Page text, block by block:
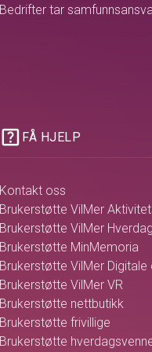
Bedrifter tar
help_center FÅ HJELP
Kontakt oss
Brukerstøtte VilMer
Brukerstøtte VilMer
Brukerstøtte MinMemoria
Brukerstøtte VilMer
Brukerstøtte VilMer VR
Brukerstøtte nettbutikk
Brukerstøtte frivillige
Brukerstøtte